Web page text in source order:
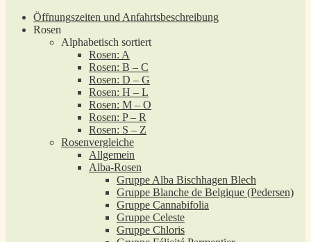
Öffnungszeiten und Anfahrtsbeschreibung
Rosen
Alphabetisch sortiert
Rosen: A
Rosen: B – C
Rosen: D – G
Rosen: H – L
Rosen: M – O
Rosen: P – R
Rosen: S – Z
Rosenvergleiche
Allgemein
Alba-Rosen
Gruppe Alba Bischhagen Blech
Gruppe Blanche de Belgique (Pedersen)
Gruppe Cannabifolia
Gruppe Celeste
Gruppe Chloris